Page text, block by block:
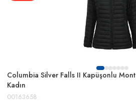
Columbia Silver Falls II Kapüşonlu Mont
Kadın
00163658